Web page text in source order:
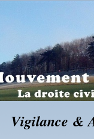
Vigilance &